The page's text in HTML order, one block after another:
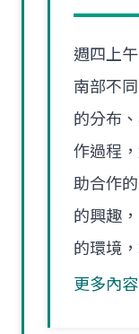
週四上
南部不
的分布
作過程
助合作
的興趣
的環境
更多內容